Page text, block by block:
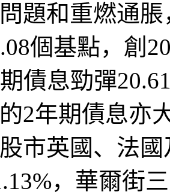
題和重燃通
個基點，創
債息勁彈
2年期債息亦
市英國、法
，華爾街